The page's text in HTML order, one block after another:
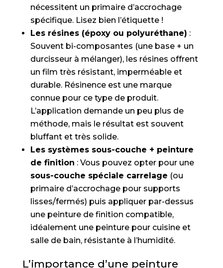
nécessitent un primaire d’accrochage
spécifique. Lisez bien l’étiquette !
Les résines (époxy ou polyuréthane) :
Souvent bi-composantes (une base + un
durcisseur à mélanger), les résines offrent
un film très résistant, imperméable et
durable. Résinence est une marque
connue pour ce type de produit.
L’application demande un peu plus de
méthode, mais le résultat est souvent
bluffant et très solide.
Les systèmes sous-couche + peinture
de finition : Vous pouvez opter pour une
sous-couche spéciale carrelage (ou
primaire d’accrochage pour supports
lisses/fermés) puis appliquer par-dessus
une peinture de finition compatible,
idéalement une peinture pour cuisine et
salle de bain, résistante à l’humidité.
L’importance d’une peinture